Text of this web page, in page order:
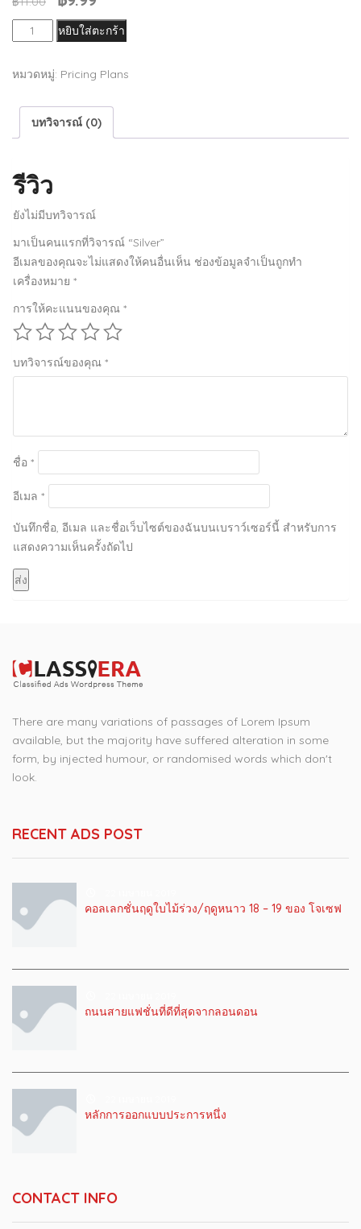
price
was:
price
is:
จำนวน
หยิบใส่ตะกร้า
หมวดหมู่: Pricing Plans
บทวิจารณ์ (0)
รีวิว
ยังไม่มีบทวิจารณ์
มาเป็นคนแรกที่วิจารณ์ “Silver”
อีเมลของคุณจะไม่แสดงให้คนอื่นเห็น ช่องข้อมูลจำเป็นถูกทำ
เครื่องหมาย *
การให้คะแนนของคุณ *
บทวิจารณ์ของคุณ *
ชื่อ *
อีเมล *
บันทึกชื่อ, อีเมล และชื่อเว็บไซต์ของฉันบนเบราว์เซอร์นี้ สำหรับการ
แสดงความเห็นครั้งถัดไป
There are many variations of passages of Lorem Ipsum
available, but the majority have suffered alteration in some
form, by injected humour, or randomised words which don't
look.
RECENT ADS POST
คอลเลกชั่นฤดูใบไม้ร่วง/ฤดูหนาว 18 – 19 ของ โจเซฟ
ถนนสายแฟชั่นที่ดีที่สุดจากลอนดอน
หลักการออกแบบประการหนึ่ง
CONTACT INFO